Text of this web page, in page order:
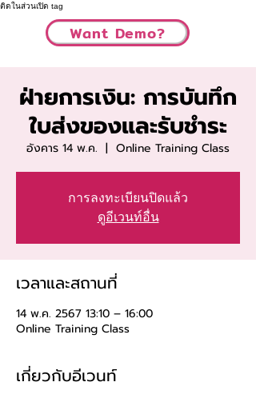
ติดในส่วนเปิด tag
Want Demo?
ฝ่ายการเงิน: การบันทึก
ใบส่งของและรับชำระ
อังคาร 14 พ.ค.
  |
Online Training Class
การลงทะเบียนปิดแล้ว
ดูอีเวนท์อื่น
เวลาและสถานที่
14 พ.ค. 2567 13:10 – 16:00
Online Training Class
เกี่ยวกับอีเวนท์